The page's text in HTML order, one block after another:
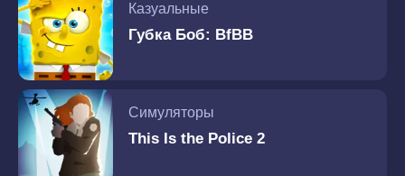
Казуальные
Губка Боб: BfBB
Симуляторы
This Is the Police 2